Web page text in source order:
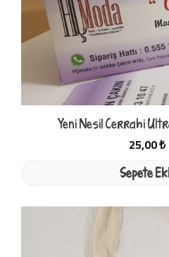
Yeni Nesil Cerrahi
25,00 ₺
Sepete